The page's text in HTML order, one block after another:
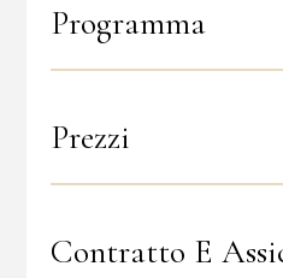
Programma
Prezzi
Contratto E